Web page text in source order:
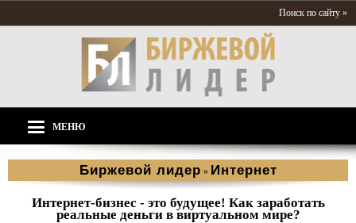
Поиск по сайту »
МЕНЮ
Биржевой лидер » Интернет
Интернет-бизнес - это будущее! Как заработать
реальные деньги в виртуальном мире?